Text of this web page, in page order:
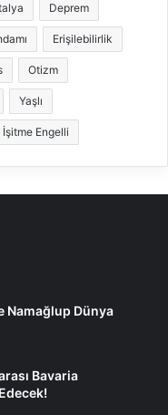
Deprem
Erişilebilirlik
Otizm
Yaşlı
İşitme Engelli
Namağlup Dünya
Bavaria